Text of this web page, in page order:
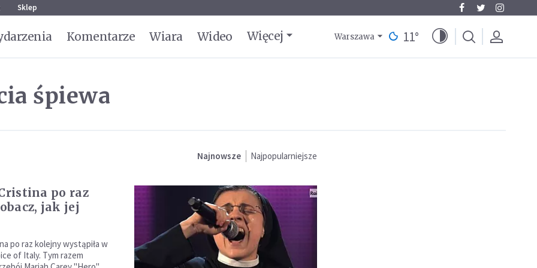
Sklep
Komentarze Wiara Wideo Więcej Warszawa 11°
śpiewa
Najnowsze Najpopularniejsze
po raz
jak jej
po raz kolejny wystąpiła w
of Italy. Tym razem